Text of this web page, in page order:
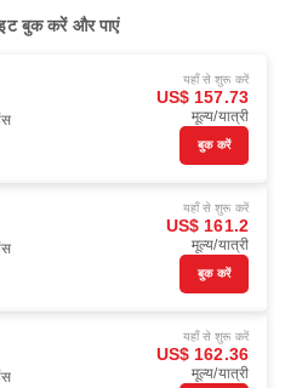
बुक करें और पाएं
यहाँ से शुरू करें
US$ 157.73
मूल्य/यात्री
बुक करें
यहाँ से शुरू करें
US$ 161.2
मूल्य/यात्री
बुक करें
यहाँ से शुरू करें
US$ 162.36
मूल्य/यात्री